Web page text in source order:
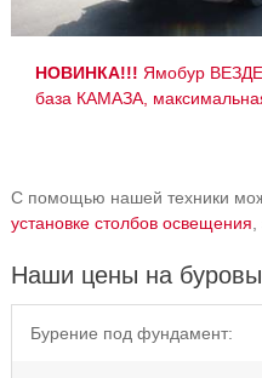
НОВИНКА!!! Ямобур
база КАМАЗА,
С помощью нашей техники
установке столбов освещения
Наши цены на
Бурение под фундамент: